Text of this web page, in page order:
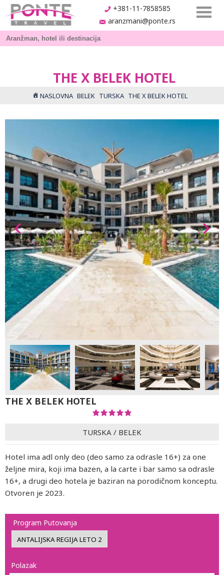
+381-11-7858585
aranzmani@ponte.rs
THE X BELEK HOTEL
NASLOVNA BELEK TURSKA THE X BELEK HOTEL
THE X BELEK HOTEL
TURSKA / BELEK
Hotel ima adl only deo (deo samo za odrasle 16+) za one
željne mira, koji ima bazen, a la carte i bar samo sa odrasle
16+, a drugi deo hotela je baziran na porodičnom konceptu.
Otvoren je 2023.
Program Putovanja
Polazak